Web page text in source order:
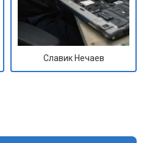
Славик Нечаев